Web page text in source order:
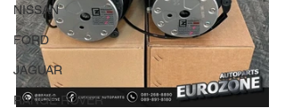
NISSAN
FORD
JAGUAR
RANGE ROVER